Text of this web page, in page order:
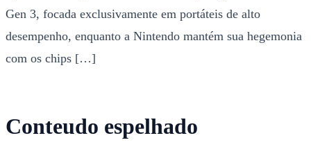
Gen 3, focada exclusivamente em portáteis de alto
desempenho, enquanto a Nintendo mantém sua hegemonia
com os chips […]
Conteudo espelhado